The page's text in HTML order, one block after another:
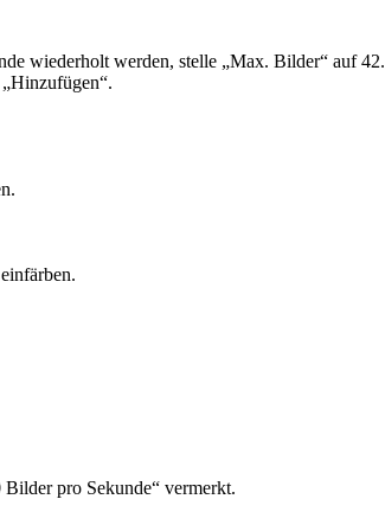
wiederholt werden, stelle „Max. Bilder“ auf 42.
pro Sekunde“ vermerkt.